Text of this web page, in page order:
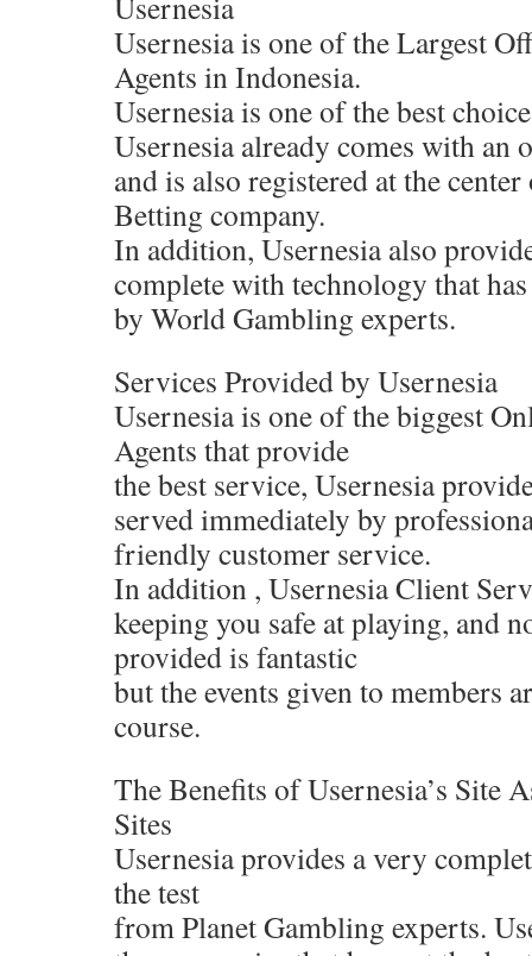
Usernesia is one of the Largest
Agents in Indonesia.
Usernesia is one of the best
Usernesia already comes with an
and is also registered at the
Betting company.
In addition, Usernesia also
complete with technology that
by World Gambling experts.
Services Provided by Usernesia
Usernesia is one of the biggest
Agents that provide
the best service, Usernesia
served immediately by
friendly customer service.
In addition , Usernesia Client
keeping you safe at playing, and
provided is fantastic
but the events given to members
course.
The Benefits of Usernesia’s Site
Sites
Usernesia provides a very
the test
from Planet Gambling experts.